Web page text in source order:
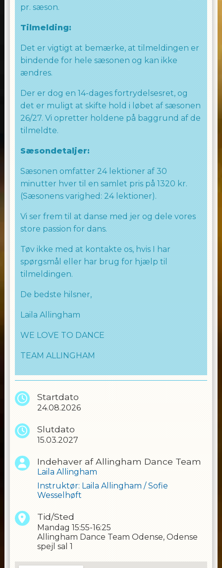
og oplevelser sammen med dit barn!
WE LOVE TO DANCE
LAILA ALLINGHAM
pr. sæson.
Tilmelding:
Det er vigtigt at bemærke, at tilmeldingen er
bindende for hele sæsonen og kan ikke
ændres.
Der er dog en 14-dages fortrydelsesret, og
det er muligt at skifte hold i løbet af sæsonen
26/27. Vi opretter holdene på baggrund af de
tilmeldte.
Sæsondetaljer:
Sæsonen omfatter 24 lektioner af 30
minutter hver til en samlet pris på 1320 kr.
(Sæsonens varighed: 24 lektioner).
Vi ser frem til at danse med jer og dele vores
store passion for dans.
Tøv ikke med at kontakte os, hvis I har
spørgsmål eller har brug for hjælp til
tilmeldingen.
De bedste hilsner,
Laila Allingham
WE LOVE TO DANCE
TEAM ALLINGHAM
Startdato
24.08.2026
Slutdato
15.03.2027
Indehaver af Allingham Dance Team
Laila Allingham
Instruktør: Laila Allingham /Sofie
Wesselhøft
Tid/Sted
Mandag 15:55-16:25
Allingham Dance Team Odense, Odense
spejl sal 1